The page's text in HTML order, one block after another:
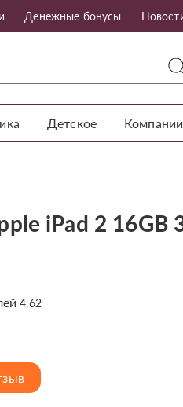
Денежные бонусы
Детское Компании
iPad 2 16GB
4.62